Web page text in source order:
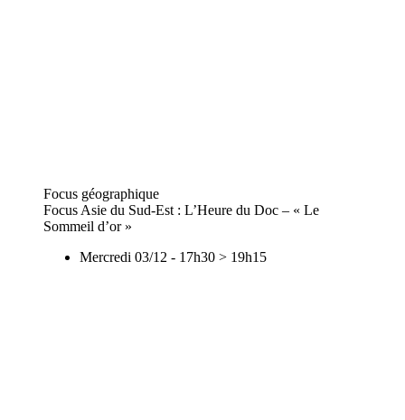
Focus géographique
Focus Asie du Sud-Est : L’Heure du Doc – « Le
Sommeil d’or »
Mercredi 03/12 - 17h30 > 19h15